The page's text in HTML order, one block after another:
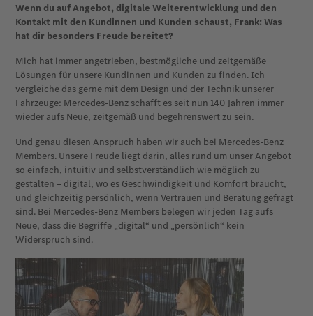
Wenn du auf Angebot, digitale Weiterentwicklung und den
Kontakt mit den Kundinnen und Kunden schaust, Frank: Was
hat dir besonders Freude bereitet?
Mich hat immer angetrieben, bestmögliche und zeitgemäße
Lösungen für unsere Kundinnen und Kunden zu finden. Ich
vergleiche das gerne mit dem Design und der Technik unserer
Fahrzeuge: Mercedes-Benz schafft es seit nun 140 Jahren immer
wieder aufs Neue, zeitgemäß und begehrenswert zu sein.
Und genau diesen Anspruch haben wir auch bei Mercedes-Benz
Members. Unsere Freude liegt darin, alles rund um unser Angebot
so einfach, intuitiv und selbstverständlich wie möglich zu
gestalten – digital, wo es Geschwindigkeit und Komfort braucht,
und gleichzeitig persönlich, wenn Vertrauen und Beratung gefragt
sind. Bei Mercedes-Benz Members belegen wir jeden Tag aufs
Neue, dass die Begriffe „digital“ und „persönlich“ kein
Widerspruch sind.